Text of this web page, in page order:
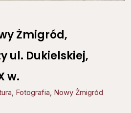
Żmigród,
ul. Dukielskiej,
w.
, Fotografia, Nowy Żmigród